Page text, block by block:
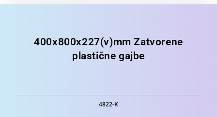
400x800x227(v)mm Zatvorene
plastične gajbe
4822-K